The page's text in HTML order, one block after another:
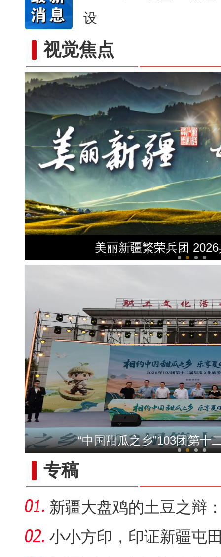
设
视觉焦点
美丽新疆繁荣兵团
以“阅读+文旅+非遗+农技”
【与你为邻】俄罗斯博士后
“中国甜瓜之乡”103团第十
2026新疆美食嘉年华系
专稿
新疆大盘鸡的土豆之辩
套“标准答
小小方印，印证新疆屯